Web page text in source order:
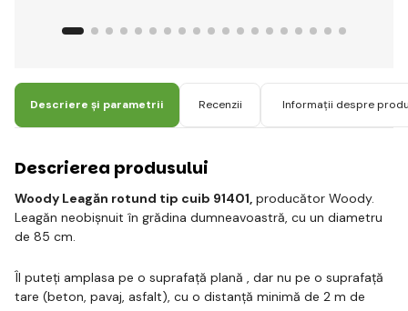
Descriere și parametrii Recenzii Informații despre
Descrierea produsului
Woody Leagăn rotund tip cuib 91401, producător Woody.
Leagăn neobișnuit în grădina dumneavoastră, cu un diametru
de 85 cm.
Îl puteți amplasa pe o suprafață plană , dar nu pe o suprafață
tare (beton, pavaj, asfalt), cu o distanță minimă de 2 m de